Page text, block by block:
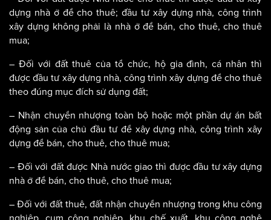
dựng nhà ở để cho thuê; đầu tư xây dựng nhà, công trình
xây dựng không phải là nhà ở để bán, cho thuê, cho thuê
mua;
– Đối với đất thuê của tổ chức, hộ gia đình, cá nhân thì
được đầu tư xây dựng nhà, công trình xây dựng để cho thuê
theo đúng mục đích sử dụng đất;
– Nhận chuyển nhượng toàn bộ hoặc một phần dự án bất
động sản của chủ đầu tư để xây dựng nhà, công trình xây
dựng để bán, cho thuê, cho thuê mua;
– Đối với đất được Nhà nước giao thì được đầu tư xây dựng
nhà ở để bán, cho thuê, cho thuê mua;
– Đối với đất thuê, đất nhận chuyển nhượng trong khu công